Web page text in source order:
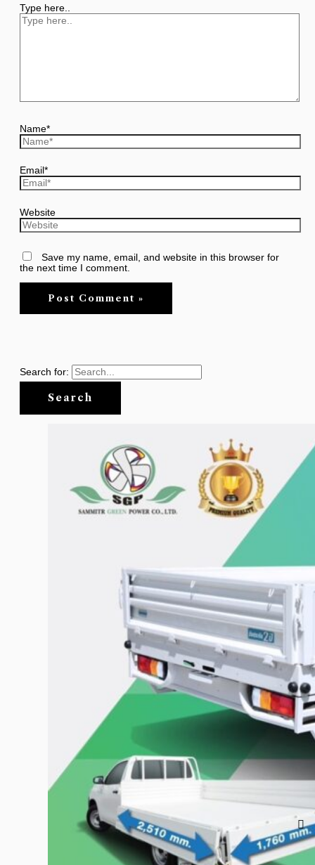
Type here..
Name*
Email*
Website
Save my name, email, and website in this browser for
the next time I comment.
Search for: